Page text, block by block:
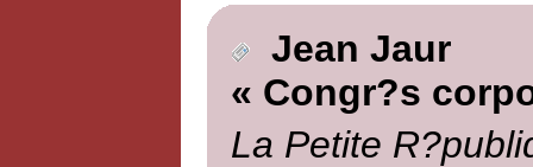
Jean Jaur
« Congr?s
La Petite